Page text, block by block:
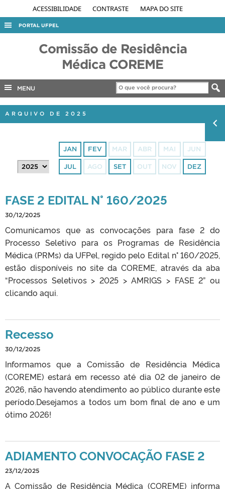
ACESSIBILIDADE CONTRASTE MAPA DO SITE
PORTAL UFPEL
EDITAIS
PORTARIAS
Comissão de Residência
Médica COREME
MENU
ARQUIVO DE 2025
JAN FEV MAR ABR MAI JUN
JUL AGO SET OUT NOV DEZ
FASE 2 EDITAL N° 160/2025
30/12/2025
Comunicamos que as convocações para fase 2 do
Processo Seletivo para os Programas de Residência
Médica (PRMs) da UFPel, regido pelo Edital n° 160/2025,
estão disponíveis no site da COREME, através da aba
“Processos Seletivos > 2025 > AMRIGS > FASE 2” ou
clicando aqui.
Recesso
30/12/2025
Informamos que a Comissão de Residência Médica
(COREME) estará em recesso até dia 02 de janeiro de
2026, não havendo atendimento ao público durante este
período.Desejamos a todos um bom final de ano e um
ótimo 2026!
ADIAMENTO CONVOCAÇÃO FASE 2
23/12/2025
A Comissão de Residência Médica (COREME) informa